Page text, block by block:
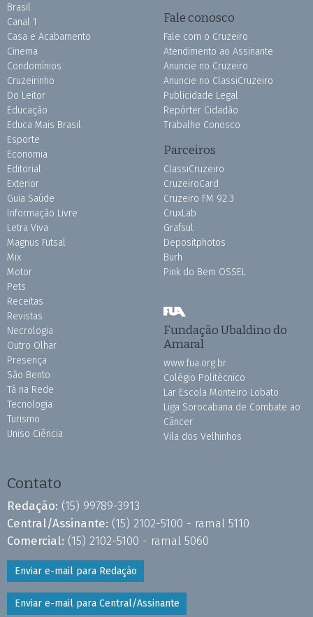
Brasil
Canal 1
Casa e Acabamento
Cinema
Condomínios
Cruzeirinho
Do Leitor
Educação
Educa Mais Brasil
Esporte
Economia
Editorial
Exterior
Guia Saúde
Informação Livre
Letra Viva
Magnus Futsal
Mix
Motor
Pets
Receitas
Revistas
Necrologia
Outro Olhar
Presença
São Bento
Tá na Rede
Tecnologia
Turismo
Uniso Ciência
Fale conosco
Fale com o Cruzeiro
Atendimento ao Assinante
Anuncie no Cruzeiro
Anuncie no ClassiCruzeiro
Publicidade Legal
Repórter Cidadão
Trabalhe Conosco
Parceiros
ClassiCruzeiro
CruzeiroCard
Cruzeiro FM 92.3
CruxLab
Grafsul
Depositphotos
Burh
Pink do Bem OSSEL
Fundação Ubaldino do
Amaral
www.fua.org.br
Colégio Politécnico
Lar Escola Monteiro Lobato
Liga Sorocabana de Combate ao
Câncer
Vila dos Velhinhos
Contato
Redação: (15) 99789-3913
Central/Assinante: (15) 2102-5100 - ramal 5110
Comercial: (15) 2102-5100 - ramal 5060
Enviar e-mail para Redação
Enviar e-mail para Central/Assinante